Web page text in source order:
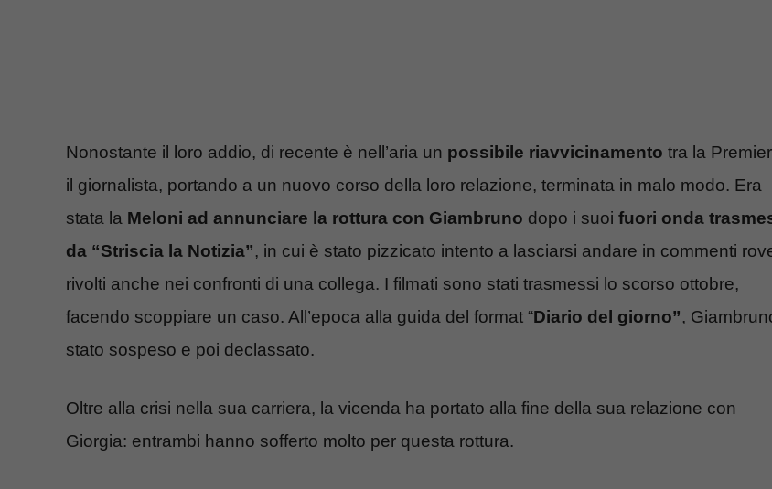
Nonostante il loro addio, di recente è nell’aria un possibile riavvicinamento tra la
il giornalista, portando a un nuovo corso della loro relazione, terminata in malo modo. Era
stata la Meloni ad annunciare la rottura con Giambruno dopo i suoi fuori onda
da “Striscia la Notizia”, in cui è stato pizzicato intento a lasciarsi andare in commenti
rivolti anche nei confronti di una collega. I filmati sono stati trasmessi lo scorso ottobre,
facendo scoppiare un caso. All’epoca alla guida del format “Diario del giorno”,
stato sospeso e poi declassato.
Oltre alla crisi nella sua carriera, la vicenda ha portato alla fine della sua relazione con
Giorgia: entrambi hanno sofferto molto per questa rottura.